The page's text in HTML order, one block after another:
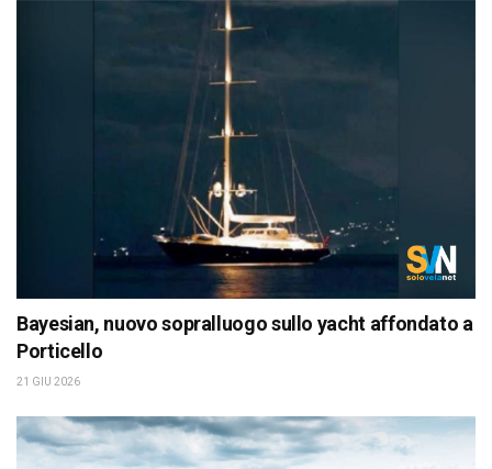
Bayesian, nuovo sopralluogo sullo yacht affondato a
Porticello
21 GIU 2026